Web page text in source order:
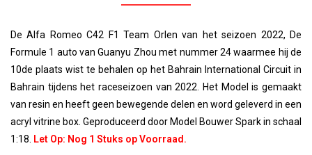
De Alfa Romeo C42 F1 Team Orlen van het seizoen 2022, De
Formule 1 auto van Guanyu Zhou met nummer 24 waarmee hij de
10de plaats wist te behalen op het Bahrain International Circuit in
Bahrain tijdens het raceseizoen van 2022. Het Model is gemaakt
van resin en heeft geen bewegende delen en word geleverd in een
acryl vitrine box. Geproduceerd door Model Bouwer Spark in schaal
1:18. Let Op: Nog 1 Stuks op Voorraad.